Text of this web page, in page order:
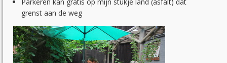
grenst aan de weg